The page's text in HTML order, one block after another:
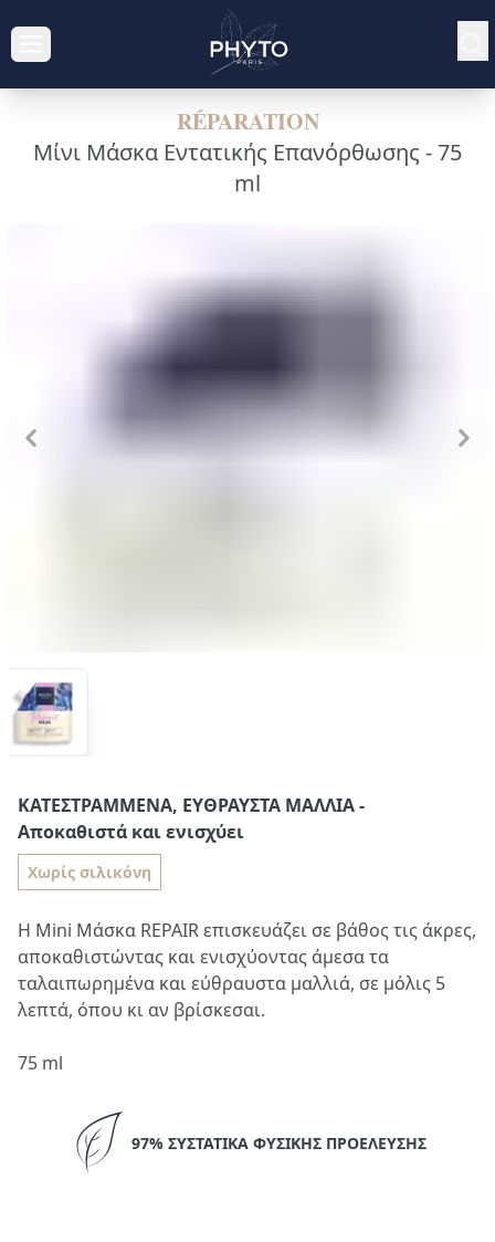
RÉPARATION
Μίνι Μάσκα Εντατικής Επανόρθωσης - 75
ml
ΚΑΤΕΣΤΡΑΜΜΈΝΑ, ΕΎΘΡΑΥΣΤΑ ΜΑΛΛΙΆ-
Αποκαθιστά και ενισχύει
Χωρίς σιλικόνη
Η Mini Μάσκα REPAIR επισκευάζει σε βάθος τις άκρες,
αποκαθιστώντας και ενισχύοντας άμεσα τα
ταλαιπωρημένα και εύθραυστα μαλλιά, σε μόλις 5
λεπτά, όπου κι αν βρίσκεσαι.
75 ml
97% ΣΥΣΤΑΤΙΚΆ ΦΥΣΙΚΉΣ ΠΡΟΈΛΕΥΣΗΣ